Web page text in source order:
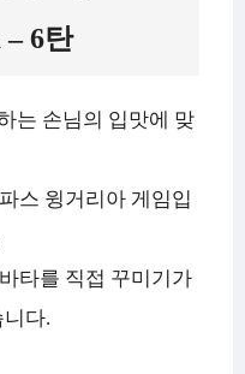
6탄
는 손님의 입맛에 맞
스 윙거리아 게임입
타를 직접 꾸미기가
다.